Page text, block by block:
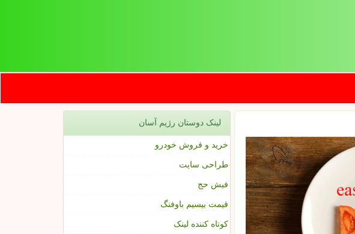
لینک دوستان رژیم آسان
خرید و فروش خودرو
طراحی سایت
فیش حج
قیمت بیسیم باوفنگ
کوتاه کننده لینک